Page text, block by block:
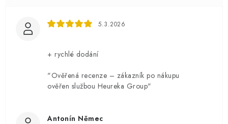
5.3.2026
+ rychlé dodání
"Ověřená recenze – zákazník po nákupu
ověřen službou Heureka Group"
Antonín Němec